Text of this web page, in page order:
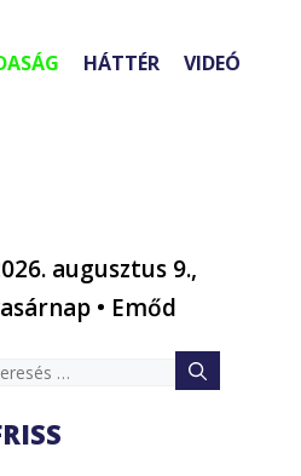
HÁTTÉR VIDEÓ
augusztus 9.,
• Emőd